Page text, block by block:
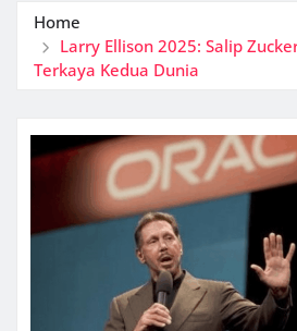
Home
Larry Ellison 2025: Salip
Terkaya Kedua Dunia